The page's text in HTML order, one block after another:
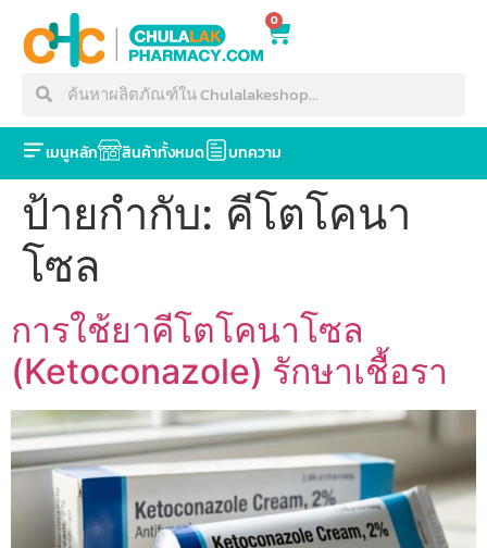
0
เมนูหลัก สินค้าทั้งหมด บทความ
ป้ายกำกับ: คีโตโคนา
โซล
การใช้ยาคีโตโคนาโซล
(Ketoconazole) รักษาเชื้อรา